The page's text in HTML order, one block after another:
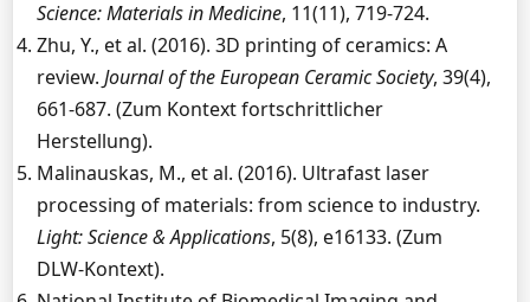
Science: Materials in Medicine, 11(11), 719-724.
Zhu, Y., et al. (2016). 3D printing of ceramics: A
review. Journal of the European Ceramic Society, 39(4),
661-687. (Zum Kontext fortschrittlicher
Herstellung).
Malinauskas, M., et al. (2016). Ultrafast laser
processing of materials: from science to industry.
Light: Science & Applications, 5(8), e16133. (Zum
DLW-Kontext).